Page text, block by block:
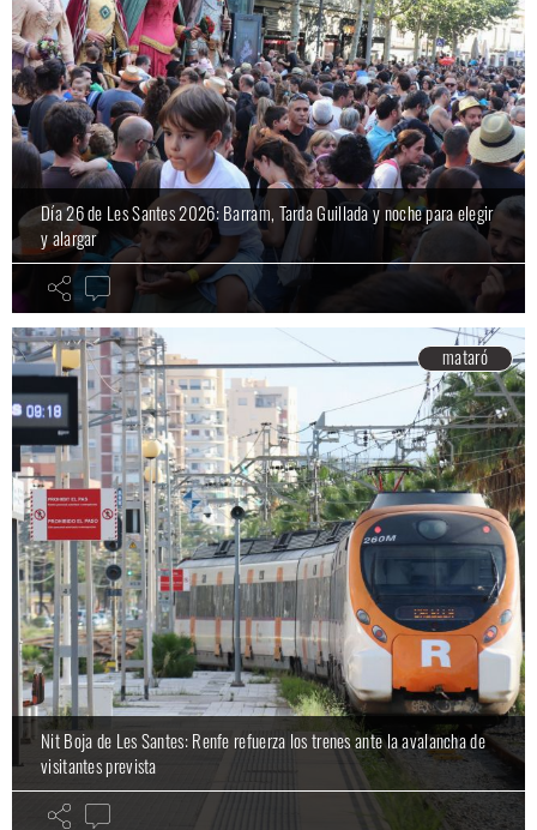
Día 26 de Les Santes 2026: Barram, Tarda Guillada y noche para elegir
y alargar
mataró
Nit Boja de Les Santes: Renfe refuerza los trenes ante la avalancha de
visitantes prevista